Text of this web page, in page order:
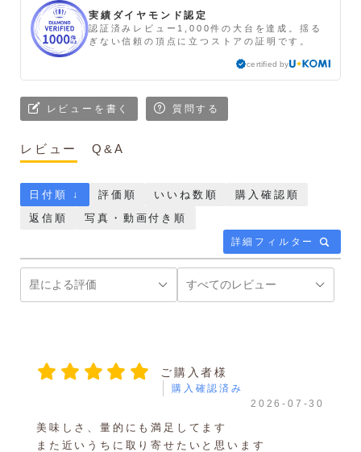
実績ダイヤモンド認定
認証済みレビュー1,000件の大台を達成。揺る
ぎない信頼の頂点に立つストアの証明です。
certified by
レビューを書く 質問する
レビュー Q&A
詳細フィルター
日付順 ↓ 評価順 いいね数順
購入確認順
返信順
写真・動画付き順
ご購入者様
購入確認済み
2026-07-30
美味しさ、量的にも満足してます
また近いうちに取り寄せたいと思います